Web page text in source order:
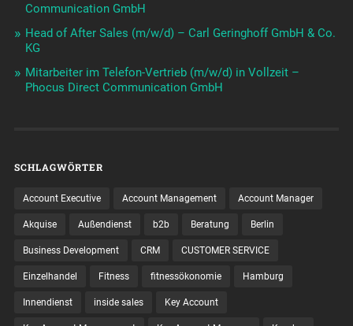
Communication GmbH
Head of After Sales (m/w/d) – Carl Geringhoff GmbH & Co.
KG
Mitarbeiter im Telefon-Vertrieb (m/w/d) in Vollzeit –
Phocus Direct Communication GmbH
SCHLAGWÖRTER
Account Executive Account Management Account Manager
Akquise Außendienst b2b Beratung Berlin
Business Development CRM CUSTOMER SERVICE
Einzelhandel Fitness fitnessökonomie Hamburg
Innendienst inside sales Key Account